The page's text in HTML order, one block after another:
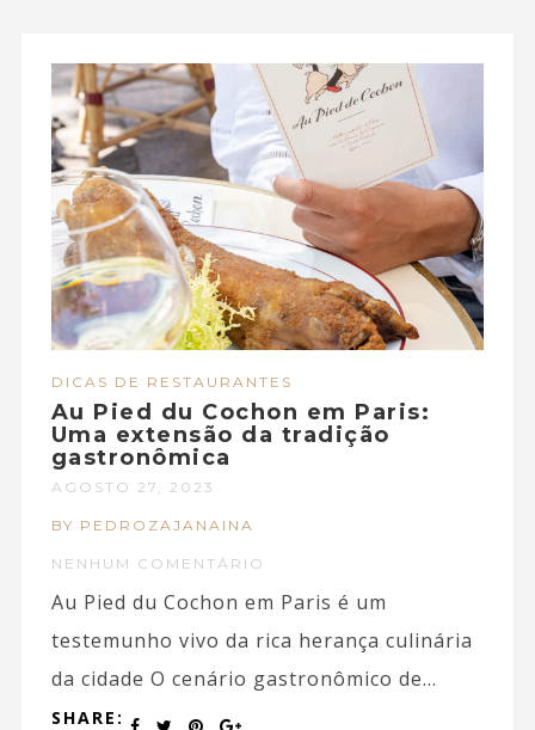
DICAS DE RESTAURANTES
Au Pied du Cochon em Paris:
Uma extensão da tradição
gastronômica
AGOSTO 27, 2023
BY PEDROZAJANAINA
NENHUM COMENTÁRIO
Au Pied du Cochon em Paris é um
testemunho vivo da rica herança culinária
da cidade O cenário gastronômico de...
SHARE: